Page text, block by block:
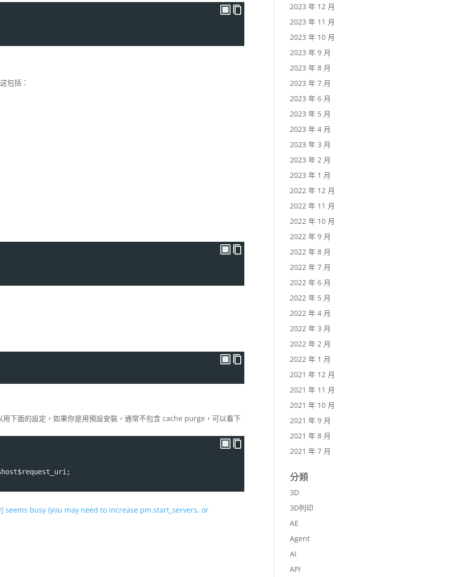
包括：
下面的設定，如果你是用預設安裝，通常不包含 cache purge，可以看下
seems busy (you may need to increase pm.start_servers, or
2023 年 12 月
2023 年 11 月
2023 年 10 月
2023 年 9 月
2023 年 8 月
2023 年 7 月
2023 年 6 月
2023 年 5 月
2023 年 4 月
2023 年 3 月
2023 年 2 月
2023 年 1 月
2022 年 12 月
2022 年 11 月
2022 年 10 月
2022 年 9 月
2022 年 8 月
2022 年 7 月
2022 年 6 月
2022 年 5 月
2022 年 4 月
2022 年 3 月
2022 年 2 月
2022 年 1 月
2021 年 12 月
2021 年 11 月
2021 年 10 月
2021 年 9 月
2021 年 8 月
2021 年 7 月
分類
3D
3D列印
AE
Agent
AI
API